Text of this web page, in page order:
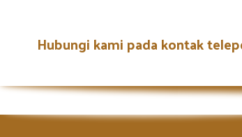
Hubungi kami pada kontak